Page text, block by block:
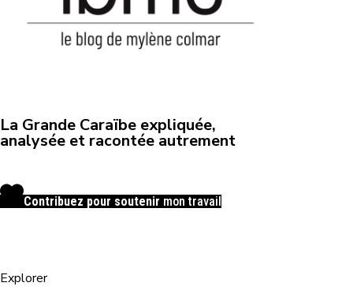
La Grande Caraïbe expliquée,
analysée et racontée autrement
Contribuez pour soutenir mon travail
Explorer